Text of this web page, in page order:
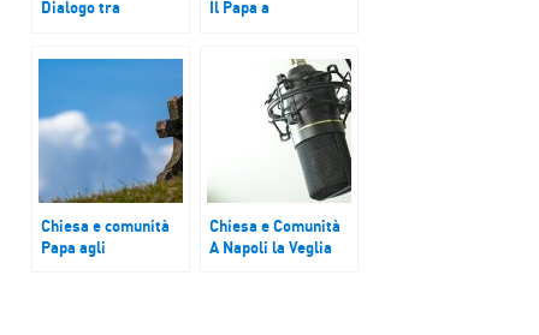
Dialogo tra
Il Papa a
Chiesa e comunità
Papa agli
Chiesa e Comunità
A Napoli la Veglia